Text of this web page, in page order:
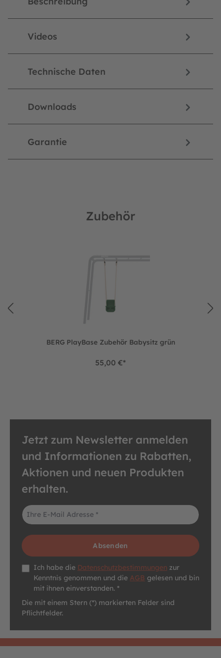
Videos
Technische Daten
Downloads
Garantie
Zubehör
BERG PlayBase Zubehör Babysitz grün
55,00 €*
Jetzt zum Newsletter anmelden
und Informationen zu Rabatten,
Aktionen und neuen Produkten
erhalten.
E-Mail-Adresse*
Absenden
Datenschutz *
Ich habe die Datenschutzbestimmungen zur
Kenntnis genommen und die AGB gelesen und bin
mit ihnen einverstanden. *
Die mit einem Stern (*) markierten Felder sind
Pflichtfelder.